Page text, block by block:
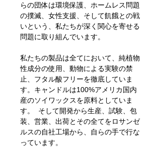
らの団体は環境保護、ホームレス問題
の撲滅、女性支援、そして飢餓との戦
いという、私たちが深く関心を寄せる
問題に取り組んでいます。
私たちの製品は全てにおいて、純植物
性成分の使用、動物による実験の禁
止、フタル酸フリーを徹底していま
す。キャンドルは100%アメリカ国内
産のソイワックスを原料としていま
す。 そして開発から生産、試験、包
装、営業、出荷とその全てをロサンゼ
ルスの自社工場から、自らの手で行な
っています。